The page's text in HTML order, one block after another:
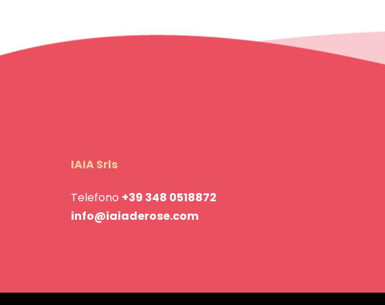
IAIA Srls
Telefono +39 348 0518872
info@iaiaderose.com